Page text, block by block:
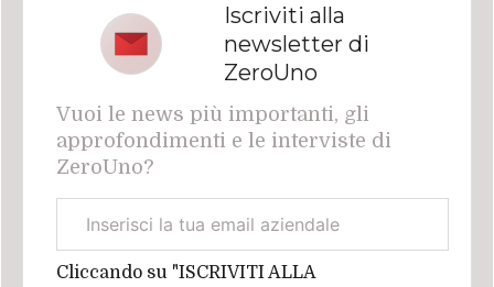
Iscriviti alla
newsletter di
ZeroUno
Vuoi le news più importanti, gli
approfondimenti e le interviste di
ZeroUno?
aziendale
Cliccando su "ISCRIVITI ALLA